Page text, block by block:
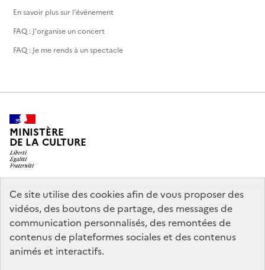
Ce site utilise des cookies afin de vous proposer des
vidéos, des boutons de partage, des messages de
communication personnalisés, des remontées de
contenus de plateformes sociales et des contenus
animés et interactifs.
En savoir plus sur l'événement
FAQ : J'organise un concert
FAQ : Je me rends à un spectacle
MINISTÈRE
DE LA CULTURE
legifrance.gouv.fr
info.gouv.fr
service-public.gouv.fr
data.gouv.fr